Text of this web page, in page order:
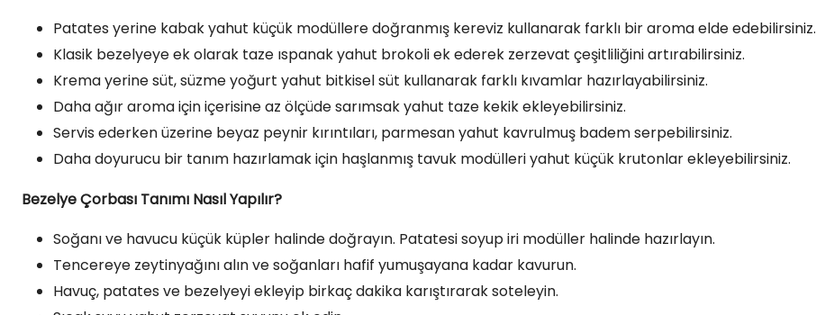
Patates yerine kabak yahut küçük modüllere doğranmış kereviz kullanarak farklı bir aroma elde edebilirsiniz.
Klasik bezelyeye ek olarak taze ıspanak yahut brokoli ek ederek zerzevat çeşitliliğini artırabilirsiniz.
Krema yerine süt, süzme yoğurt yahut bitkisel süt kullanarak farklı kıvamlar hazırlayabilirsiniz.
Daha ağır aroma için içerisine az ölçüde sarımsak yahut taze kekik ekleyebilirsiniz.
Servis ederken üzerine beyaz peynir kırıntıları, parmesan yahut kavrulmuş badem serpebilirsiniz.
Daha doyurucu bir tanım hazırlamak için haşlanmış tavuk modülleri yahut küçük krutonlar ekleyebilirsiniz.
Bezelye Çorbası Tanımı Nasıl Yapılır?
Soğanı ve havucu küçük küpler halinde doğrayın. Patatesi soyup iri modüller halinde hazırlayın.
Tencereye zeytinyağını alın ve soğanları hafif yumuşayana kadar kavurun.
Havuç, patates ve bezelyeyi ekleyip birkaç dakika karıştırarak soteleyin.